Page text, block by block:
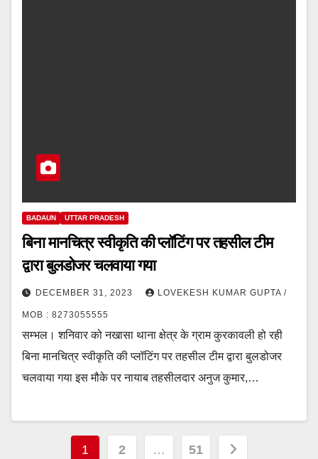
BADAUN UTTAR PRADESH
बिना मानचित्र स्वीकृति की प्लॉटिंग पर तहसील टीम
द्वारा बुलडोजर चलवाया गया
DECEMBER 31, 2023 LOVEKESH KUMAR GUPTA /
MOB : 8273055555
सम्भल। शनिवार को नखासा थाना क्षेत्र के ग्राम कुरकावली हो रही
बिना मानचित्र स्वीकृति की प्लॉटिंग पर तहसील टीम द्वारा बुलडोजर
चलवाया गया इस मौके पर नायाब तहसीलदार अनुज कुमार,…
Posts
1 2 … 51